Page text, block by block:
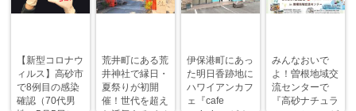
【新型コロナウ
ィルス】高砂市
で8例目の感染
確認（70代男
荒井町にある荒
井神社で縁日・
夏祭りが初開
催！世代を超え
伊保港町にあっ
た明日香跡地に
ハワイアンカフ
ェ『cafe
みんなおいで
よ！曽根地域交
流センターで
『高砂ナチュラ